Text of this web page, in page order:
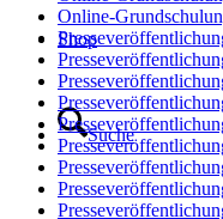
Shop
Suche
Online-